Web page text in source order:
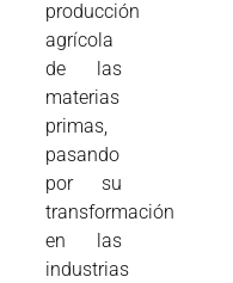
producción
agrícola
de las
materias
primas,
pasando
por su
transformación
en las
industrias